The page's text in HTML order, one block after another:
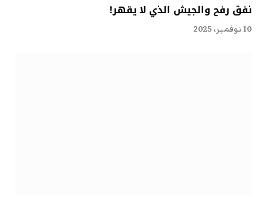
نفق رفح والجيش الذي لا يقهر!
10 نوفمبر، 2025